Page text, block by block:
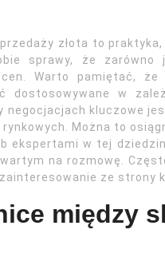
złota to
sprawy, że
Warto pamiętać,
dostosowywane w
negocjacjach kluczowe
Można to
ekspertami w tej
na rozmowę.
ze strony
między